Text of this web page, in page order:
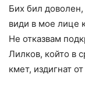
Бих бил
види в мое лице
Не отказвам
Лилков, който в
кмет, издигнат